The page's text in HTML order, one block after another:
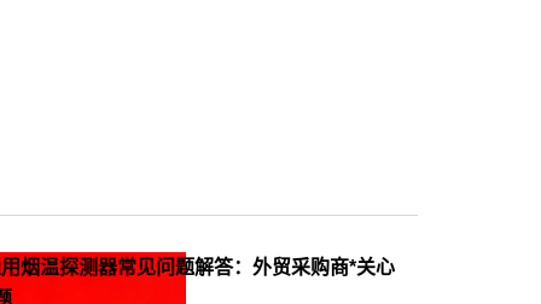
烟温探测器常见问题解答：外贸采购商*关心